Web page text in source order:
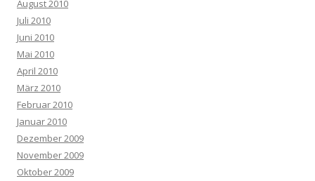
August 2010
Juli 2010
Juni 2010
Mai 2010
April 2010
März 2010
Februar 2010
Januar 2010
Dezember 2009
November 2009
Oktober 2009